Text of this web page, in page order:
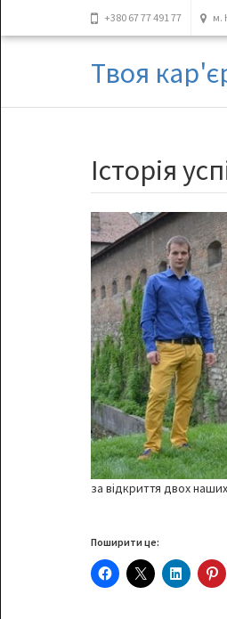
+380 67 77 491 77 м.
Твоя
Історія
за відкриття двох
Поширити це: